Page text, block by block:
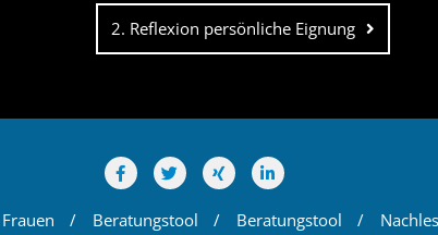
2. Reflexion persönliche Eignung
Beratungstool Beratungstool